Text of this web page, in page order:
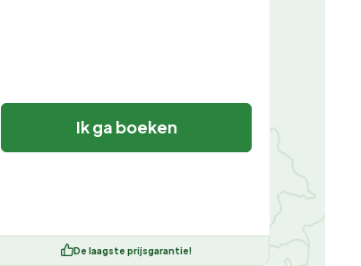
Ik ga boeken
De laagste prijsgarantie!